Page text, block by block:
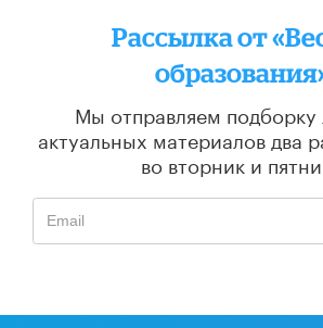
Рассылка от
Мы отправляем
актуальных материалов два
во вторник и